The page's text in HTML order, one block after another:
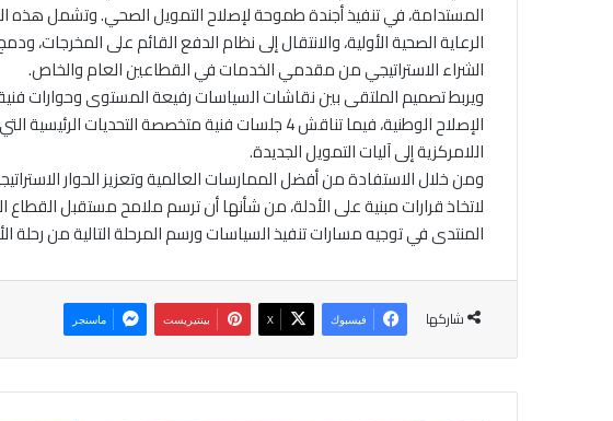
المستدامة، في تنفيذ أجندة طموحة لإصلاح التمويل الصحي. وتشمل هذه
الرعاية الصحية الأولية، والانتقال إلى نظام الدفع القائم على
الشراء الاستراتيجي من مقدمي الخدمات في القطاعين العام والخاص.
ويربط تصميم الملتقى بين نقاشات السياسات رفيعة المستوى وحوارات
الإصلاح الوطنية، فيما تناقش 4 جلسات فنية متخصصة
اللامركزية إلى آليات التمويل الجديدة.
ومن خلال الاستفادة من أفضل الممارسات العالمية وتعزيز الحوار
لاتخاذ قرارات مبنية على الأدلة، من شأنها أن ترسم ملامح مستقبل
المنتدى في توجيه مسارات تنفيذ السياسات ورسم المرحلة التالية من رحلة
شاركها فيسبوك ‫X بينتيريست ماسنجر